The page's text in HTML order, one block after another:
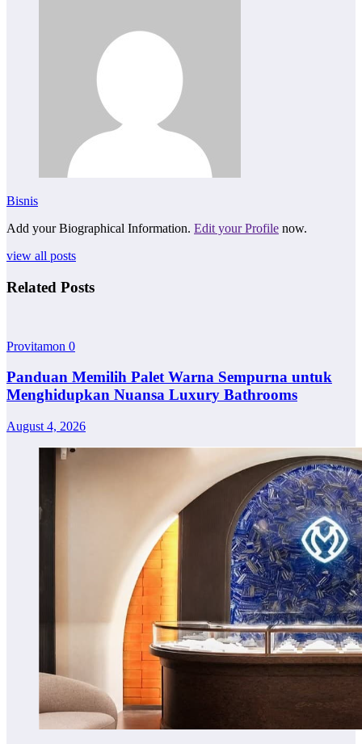
Bisnis
Add your Biographical Information. Edit your Profile now.
view all posts
Related Posts
Provitamon 0
Panduan Memilih Palet Warna Sempurna untuk
Menghidupkan Nuansa Luxury Bathrooms
August 4, 2026